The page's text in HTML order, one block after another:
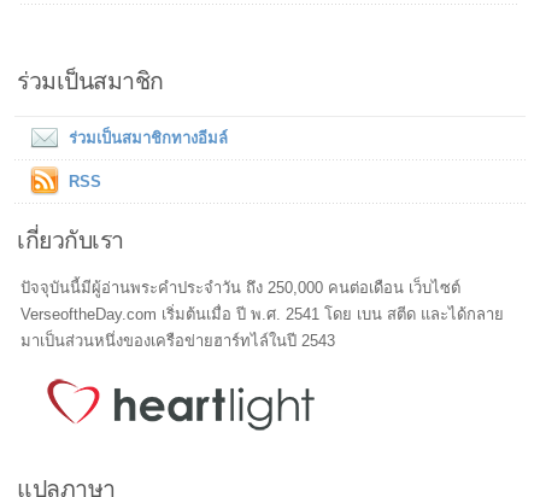
ร่วมเป็นสมาชิก
ร่วมเป็นสมาชิกทางอีมล์
RSS
เกี่ยวกับเรา
ปัจจุบันนี้มีผู้อ่านพระคำประจำวัน ถึง 250,000 คนต่อเดือน เว็บไซต์
VerseoftheDay.com เริ่มต้นเมื่อ ปี พ.ศ. 2541 โดย เบน สตีด และได้กลาย
มาเป็นส่วนหนึ่งของเครือข่ายฮาร์ทไล์ในปี 2543
แปลภาษา